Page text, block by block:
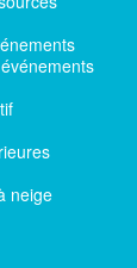
neige